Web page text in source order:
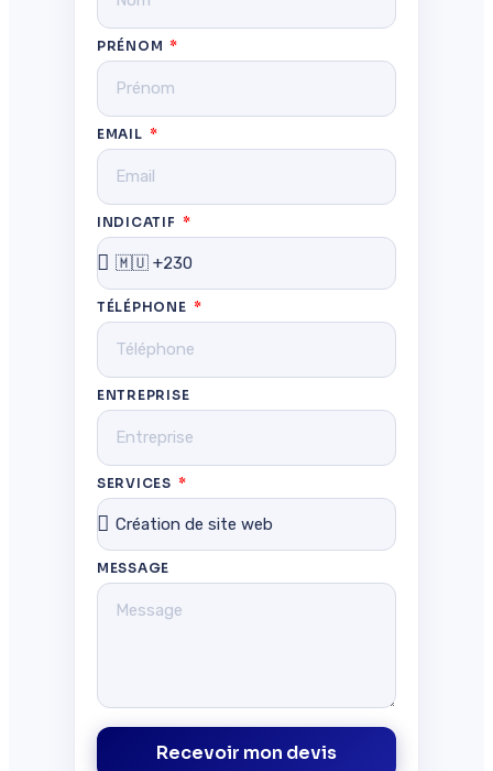
PRÉNOM
EMAIL
INDICATIF
TÉLÉPHONE
ENTREPRISE
SERVICES
MESSAGE
Recevoir mon devis